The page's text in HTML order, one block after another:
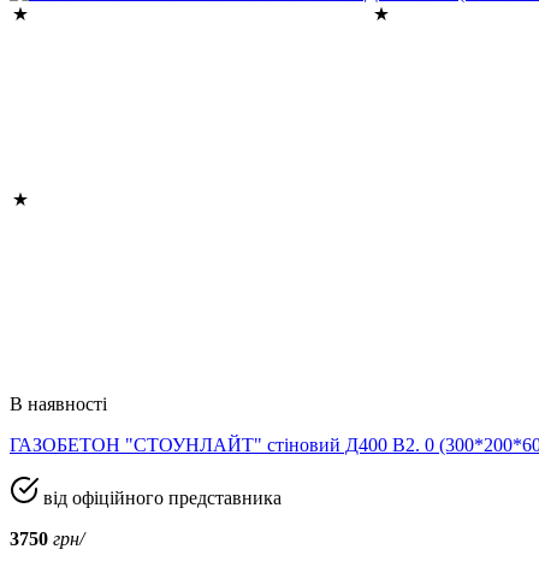
В наявності
ГАЗОБЕТОН "СТОУНЛАЙТ" стіновий Д400 В2. 0
від офіційного представника
3750 грн/